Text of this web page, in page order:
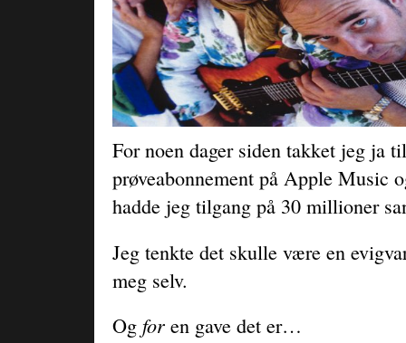
For noen dager siden takket jeg ja
prøveabonnement på Apple Music
hadde jeg tilgang på 30 millioner
Jeg tenkte det skulle være en
meg selv.
Ogfor en gave det er…